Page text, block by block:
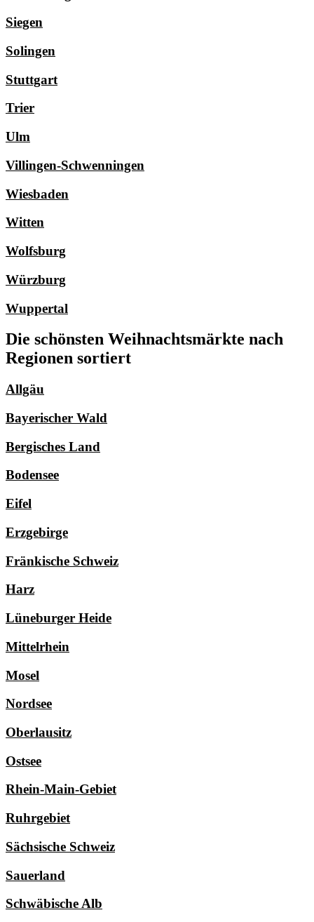
Siegen
Solingen
Stuttgart
Trier
Ulm
Villingen-Schwenningen
Wiesbaden
Witten
Wolfsburg
Würzburg
Wuppertal
Die schönsten Weihnachtsmärkte nach
Regionen sortiert
Allgäu
Bayerischer Wald
Bergisches Land
Bodensee
Eifel
Erzgebirge
Fränkische Schweiz
Harz
Lüneburger Heide
Mittelrhein
Mosel
Nordsee
Oberlausitz
Ostsee
Rhein-Main-Gebiet
Ruhrgebiet
Sächsische Schweiz
Sauerland
Schwäbische Alb